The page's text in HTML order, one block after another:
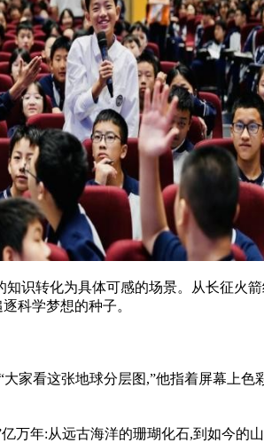
识转化为具体可感的场景。从长征火
科学梦想的种子。
看这张地球分层图,”他指着屏幕上色
万年:从远古海洋的珊瑚化石,到如今的